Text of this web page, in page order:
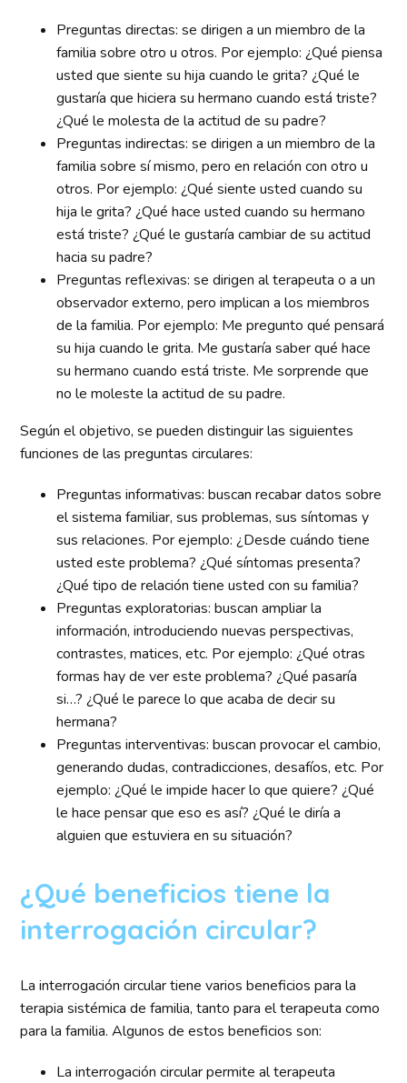
Preguntas directas: se dirigen a un miembro de la
familia sobre otro u otros. Por ejemplo: ¿Qué piensa
usted que siente su hija cuando le grita? ¿Qué le
gustaría que hiciera su hermano cuando está triste?
¿Qué le molesta de la actitud de su padre?
Preguntas indirectas: se dirigen a un miembro de la
familia sobre sí mismo, pero en relación con otro u
otros. Por ejemplo: ¿Qué siente usted cuando su
hija le grita? ¿Qué hace usted cuando su hermano
está triste? ¿Qué le gustaría cambiar de su actitud
hacia su padre?
Preguntas reflexivas: se dirigen al terapeuta o a un
observador externo, pero implican a los miembros
de la familia. Por ejemplo: Me pregunto qué pensará
su hija cuando le grita. Me gustaría saber qué hace
su hermano cuando está triste. Me sorprende que
no le moleste la actitud de su padre.
Según el objetivo, se pueden distinguir las siguientes
funciones de las preguntas circulares:
Preguntas informativas: buscan recabar datos sobre
el sistema familiar, sus problemas, sus síntomas y
sus relaciones. Por ejemplo: ¿Desde cuándo tiene
usted este problema? ¿Qué síntomas presenta?
¿Qué tipo de relación tiene usted con su familia?
Preguntas exploratorias: buscan ampliar la
información, introduciendo nuevas perspectivas,
contrastes, matices, etc. Por ejemplo: ¿Qué otras
formas hay de ver este problema? ¿Qué pasaría
si…? ¿Qué le parece lo que acaba de decir su
hermana?
Preguntas interventivas: buscan provocar el cambio,
generando dudas, contradicciones, desafíos, etc. Por
ejemplo: ¿Qué le impide hacer lo que quiere? ¿Qué
le hace pensar que eso es así? ¿Qué le diría a
alguien que estuviera en su situación?
¿Qué beneficios tiene la
interrogación circular?
La interrogación circular tiene varios beneficios para la
terapia sistémica de familia, tanto para el terapeuta como
para la familia. Algunos de estos beneficios son:
La interrogación circular permite al terapeuta